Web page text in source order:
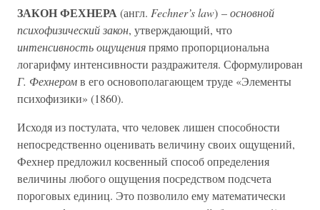
ЗАКОН ФЕХНЕРА(англ. Fechner’s law) –основной
психофизический закон, утверждающий, что
интенсивность ощущенияпрямо пропорциональна
логарифму интенсивности раздражителя. Сформулирован
Г. Фехнеромв его основополагающем труде «Элементы
психофизики» (1860).
Исходя из постулата, что человек лишен способности
непосредственно оценивать величину своих ощущений,
Фехнер предложил косвенный способ определения
величины любого ощущения посредством подсчета
пороговых единиц. Это позволило ему математически